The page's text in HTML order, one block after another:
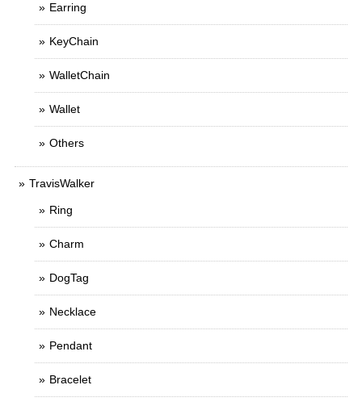
Earring
KeyChain
WalletChain
Wallet
Others
TravisWalker
Ring
Charm
DogTag
Necklace
Pendant
Bracelet